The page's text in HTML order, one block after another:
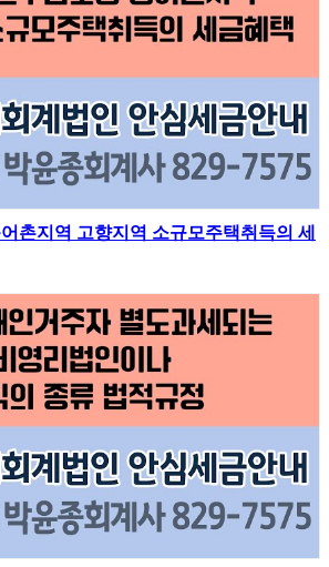
촌지역 고향지역 소규모주택취득의 세